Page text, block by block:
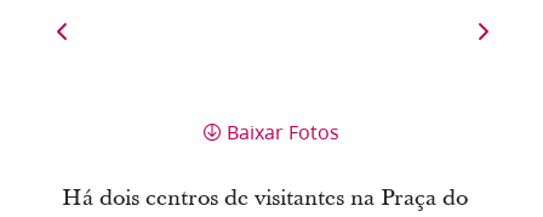
Baixar Fotos
Há dois centros de visitantes na Praça do